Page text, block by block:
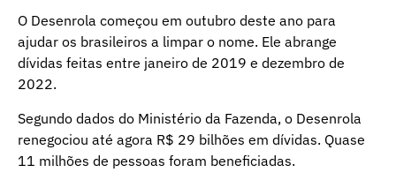
O Desenrola começou em outubro deste ano para
ajudar os brasileiros a limpar o nome. Ele abrange
dívidas feitas entre janeiro de 2019 e dezembro de
2022.
Segundo dados do Ministério da Fazenda, o Desenrola
renegociou até agora R$ 29 bilhões em dívidas. Quase
11 milhões de pessoas foram beneficiadas.